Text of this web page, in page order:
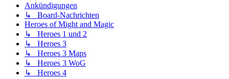
Ankündigungen
↳ Board-Nachrichten
Heroes of Might and Magic
↳ Heroes 1 und 2
↳ Heroes 3
↳ Heroes 3 Maps
↳ Heroes 3 WoG
↳ Heroes 4